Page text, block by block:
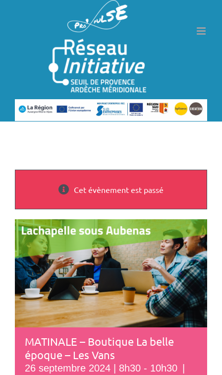
Cet évènement est passé
MATINALE – Boutique La belle
époque – Les Vans
26 septembre 2024 | 8h30 - 10h30